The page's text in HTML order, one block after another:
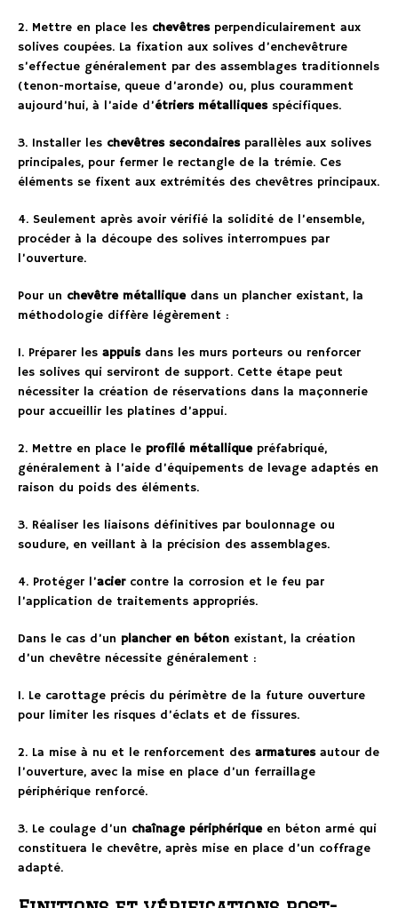
2. Mettre en place les chevêtresperpendiculairement aux
solives coupées. La fixation aux solives d’enchevêtrure
s’effectue généralement par des assemblages traditionnels
(tenon-mortaise, queue d’aronde) ou, plus couramment
aujourd’hui, à l’aide d’étriers métalliquesspécifiques.
3. Installer les chevêtres secondairesparallèles aux solives
principales, pour fermer le rectangle de la trémie. Ces
éléments se fixent aux extrémités des chevêtres principaux.
4. Seulement après avoir vérifié la solidité de l’ensemble,
procéder à la découpe des solives interrompues par
l’ouverture.
Pour un chevêtre métalliquedans un plancher existant, la
méthodologie diffère légèrement :
1. Préparer les appuisdans les murs porteurs ou renforcer
les solives qui serviront de support. Cette étape peut
nécessiter la création de réservations dans la maçonnerie
pour accueillir les platines d’appui.
2. Mettre en place le profilé métalliquepréfabriqué,
généralement à l’aide d’équipements de levage adaptés en
raison du poids des éléments.
3. Réaliser les liaisons définitives par boulonnage ou
soudure, en veillant à la précision des assemblages.
4. Protéger l’aciercontre la corrosion et le feu par
l’application de traitements appropriés.
Dans le cas d’un plancher en béton existant, la création
d’un chevêtre nécessite généralement :
1. Le carottage précis du périmètre de la future ouverture
pour limiter les risques d’éclats et de fissures.
2. La mise à nu et le renforcement des armaturesautour de
l’ouverture, avec la mise en place d’un ferraillage
périphérique renforcé.
3. Le coulage d’un chaînage périphériqueen béton armé qui
constituera le chevêtre, après mise en place d’un coffrage
adapté.